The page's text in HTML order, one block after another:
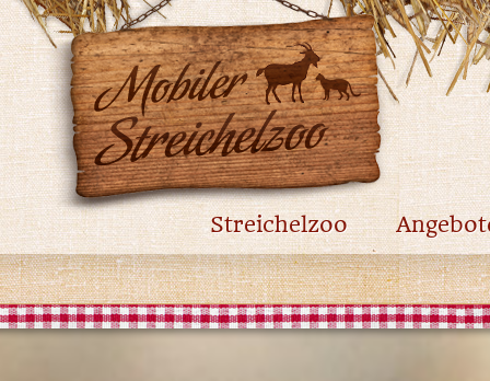
Streichelzoo